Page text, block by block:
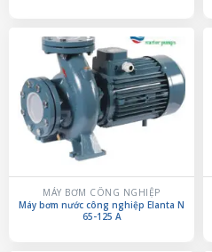
MÁY BƠM CÔNG NGHIỆP
Máy bơm nước công nghiệp Elanta N
65-125 A